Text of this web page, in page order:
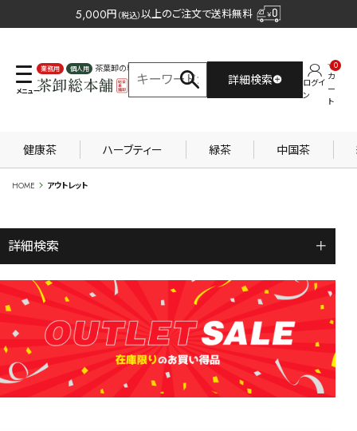
5,000円 （税込）以上のご注文で送料無料
業務用 個人用
茶葉卸の専門サイト
詳細検索
ログイ
ン
カ
ー
ト
0
健康茶 ハーブティー 緑茶 中国茶
HOME アウトレット
詳細検索 ＋